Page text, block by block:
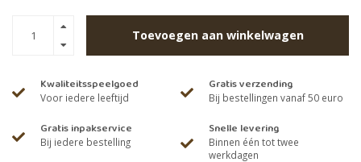
Toevoegen aan winkelwagen
Kwaliteitsspeelgoed
Voor iedere leeftijd
Gratis verzending
Bij bestellingen vanaf 50 euro
Gratis inpakservice
Bij iedere bestelling
Snelle levering
Binnen één tot twee
werkdagen